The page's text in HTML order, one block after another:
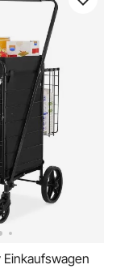
Einkaufswagen